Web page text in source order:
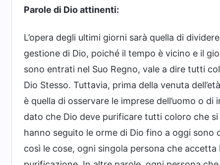
Parole di Dio attinenti:
L’opera degli ultimi giorni sarà quella di
gestione di Dio, poiché il tempo è vicino e il
sono entrati nel Suo Regno, vale a dire tutti
Dio Stesso. Tuttavia, prima della venuta
è quella di osservare le imprese dell’uomo o
dato che Dio deve purificare tutti coloro che
hanno seguito le orme di Dio fino a oggi
così le cose, ogni singola persona che accetta